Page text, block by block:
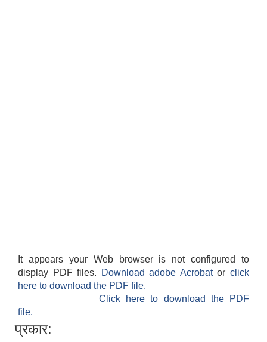
It appears your Web browser is not configured to
display PDF files.
Download adobe Acrobatorclick
here to download the PDF file.
Click here to download the PDF
file.
प्रकार: